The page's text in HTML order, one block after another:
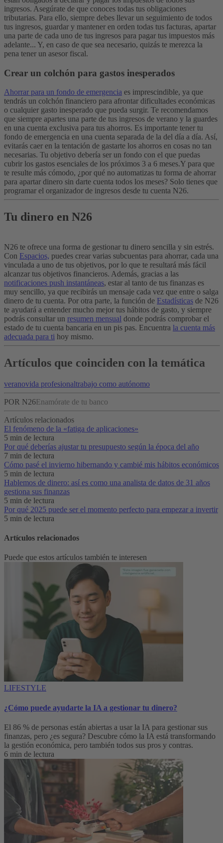
ingresos. Asegúrate de que conoces todas tus obligaciones
tributarias. Para ello, siempre debes llevar un seguimiento de todos
tus ingresos, guardar y mantener en orden todas tus facturas, apartar
una parte de cada uno de tus ingresos para pagar tus impuestos más
adelante... Y, en caso de que sea necesario, quizás te merezca la
pena tener un asesor fiscal.
Crear un colchón para gastos inesperados
Ahorrar para un fondo de emergencia es imprescindible, ya que
tendrás un colchón financiero para afrontar dificultades económicas
o cualquier gasto inesperado que pueda surgir. Te recomendamos
que siempre apartes una parte de tus ingresos de verano y la guardes
en una cuenta exclusiva para tus ahorros. Es importante tener tu
fondo de emergencia en una cuenta separada de la del día a día. Así,
evitarás caer en la tentación de gastarte los ahorros en cosas no tan
necesarias. Tu objetivo debería ser un fondo con el que puedas
cubrir los gastos esenciales de los próximos 3 a 6 meses.Y para que
te resulte más cómodo, ¿por qué no automatizas tu forma de ahorrar
para apartar dinero sin darte cuenta todos los meses? Solo tienes que
programar el organizador de ingresos desde tu cuenta N26.
Tu dinero en N26
N26 te ofrece una forma de gestionar tu dinero sencilla y sin estrés.
Con Espacios, puedes crear varias subcuentas para ahorrar, cada una
vinculada a uno de tus objetivos, por lo que te resultará más fácil
alcanzar tus objetivos financieros. Además, gracias a las
notificaciones push instantáneas, estar al tanto de tus finanzas es
muy sencillo, ya que recibirás un mensaje cada vez que entre o salga
dinero de tu cuenta. Por otra parte, la función de Estadísticas de N26
te ayudará a entender mucho mejor tus hábitos de gasto, y siempre
podrás consultar un resumen mensual donde podrás comprobar el
estado de tu cuenta bancaria en un pis pas. Encuentra la cuenta más
adecuada para ti hoy mismo.
Artículos que coinciden con la temática
veranovida profesionaltrabajo como autónomo
POR N26Enamórate de tu banco
Artículos relacionados
El fenómeno de la «fatiga de aplicaciones»‌
5 min de lectura
Por qué deberías ajustar tu presupuesto según la época del año
7 min de lectura
Cómo pasé el invierno hibernando y cambié mis hábitos económicos
5 min de lectura
Hablemos de dinero: así es como una analista de datos de 31 años
gestiona sus finanzas
5 min de lectura
Por qué 2025 puede ser el momento perfecto para empezar a invertir
5 min de lectura
Artículos relacionados
Puede que estos artículos también te interesen
LIFESTYLE
¿Cómo puede ayudarte la IA a gestionar tu dinero?
El 86 % de personas están abiertas a usar la IA para gestionar sus
finanzas, pero ¿es segura? Descubre cómo la IA está transformando
la gestión económica, pero también todos sus pros y contras.
6 min de lectura